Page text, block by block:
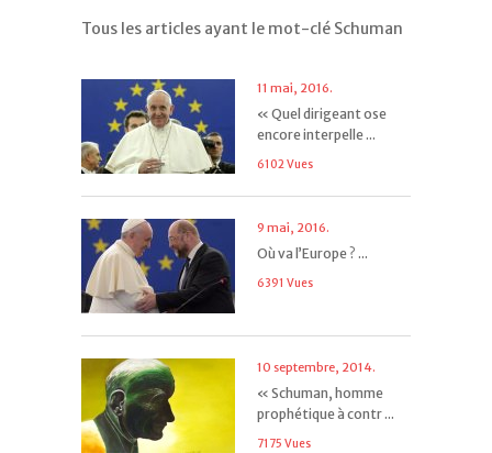
Tous les articles ayant le mot-clé Schuman
11 mai, 2016.
« Quel dirigeant ose
encore interpelle ...
6102 Vues
9 mai, 2016.
Où va l’Europe ? ...
6391 Vues
10 septembre, 2014.
« Schuman, homme
prophétique à contr ...
7175 Vues